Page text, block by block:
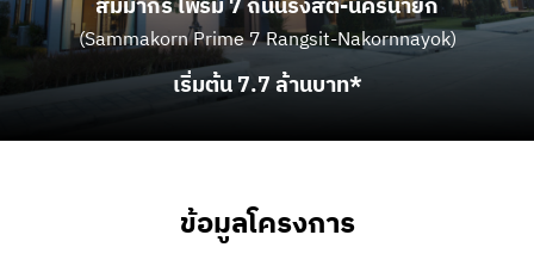
สัมมากร ไพรม์ 7 ถนนรังสิต-นครนายก
(Sammakorn Prime 7 Rangsit-Nakornnayok)
เริ่มต้น 7.7 ล้านบาท*
ข้อมูลโครงการ